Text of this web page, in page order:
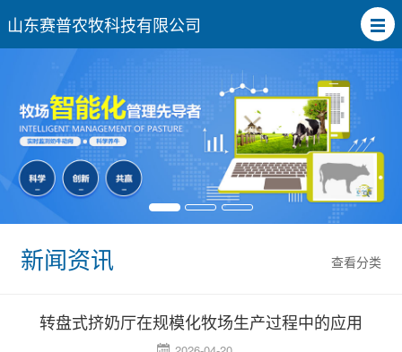
山东赛普农牧科技有限公司
查看分类
新闻资讯
转盘式挤奶厅在规模化牧场生产过程中的应用